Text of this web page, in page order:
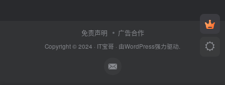
免责声明 广告合作
Copyright © 2024 · IT宝哥 · 由WordPress强力驱动.